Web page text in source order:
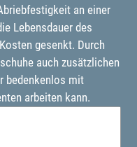
an einer
Lebensdauer des
gesenkt. Durch
auch zusätzlichen
bedenkenlos mit
arbeiten kann.